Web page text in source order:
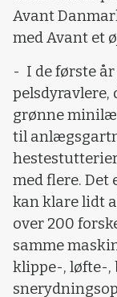
Avant
med Avant et
- I de første
pelsdyravlere,
grønne
til
med flere. Det
kan klare lidt
over 200
samme
klippe-, løfte-,